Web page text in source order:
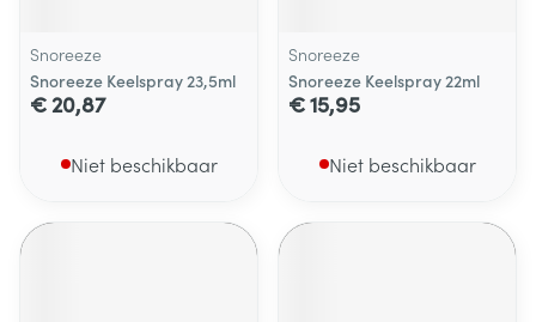
Snoreeze
Snoreeze Keelspray 23,5ml
€ 20,87
Niet beschikbaar
Snoreeze
Snoreeze Keelspray 22ml
€ 15,95
Niet beschikbaar